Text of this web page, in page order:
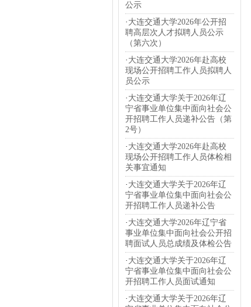
公示
· 大连交通大学2026年公开招
聘高层次人才拟聘人员公示
（第六次）
· 大连交通大学2026年赴高校
现场公开招聘工作人员拟聘人
员公示
· 大连交通大学关于2026年辽
宁省事业单位集中面向社会公
开招聘工作人员递补公告（第
2号）
· 大连交通大学2026年赴高校
现场公开招聘工作人员体检相
关事宜通知
· 大连交通大学关于2026年辽
宁省事业单位集中面向社会公
开招聘工作人员递补公告
· 大连交通大学2026年辽宁省
事业单位集中面向社会公开招
聘面试人员总成绩及体检公告
· 大连交通大学关于2026年辽
宁省事业单位集中面向社会公
开招聘工作人员面试通知
· 大连交通大学关于2026年辽